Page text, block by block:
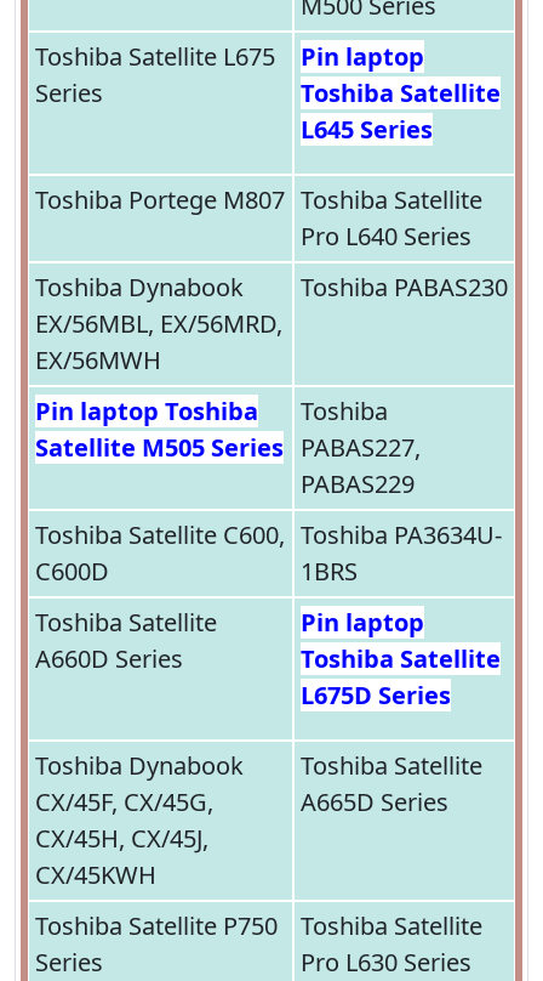
Toshiba Satellite L675
Series
Pin laptop
Toshiba Satellite
L645 Series
Toshiba Portege M807 Toshiba Satellite
Pro L640 Series
Toshiba Dynabook
EX/56MBL, EX/56MRD,
EX/56MWH
Toshiba PABAS230
Pin laptop Toshiba
Satellite M505 Series
Toshiba
PABAS227,
PABAS229
Toshiba Satellite C600,
C600D
Toshiba PA3634U-
1BRS
Toshiba Satellite
A660D Series
Pin laptop
Toshiba Satellite
L675D Series
Toshiba Dynabook
CX/45F, CX/45G,
CX/45H, CX/45J,
CX/45KWH
Toshiba Satellite
A665D Series
Toshiba Satellite P750
Series
Toshiba Satellite
Pro L630 Series